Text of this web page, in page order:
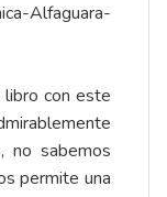
Alfaguara-
libro con este
no sabemos
permite una